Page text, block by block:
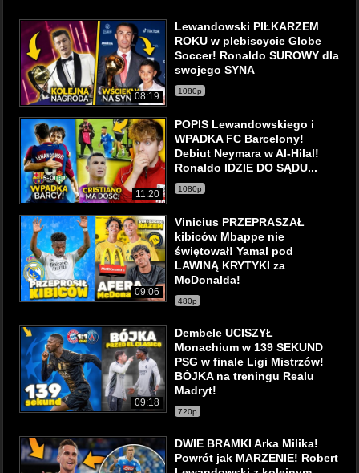
08:19
Lewandowski PIŁKARZEM
ROKU w plebiscycie Globe
Soccer! Ronaldo SUROWY dla
swojego SYNA
1080p
11:20
POPIS Lewandowskiego i
WPADKA FC Barcelony!
Debiut Neymara w Al-Hilal!
Ronaldo IDZIE DO SĄDU...
1080p
09:06
Vinicius PRZEPRASZAŁ
kibiców Mbappe nie
świętował! Yamal pod
LAWINĄ KRYTYKI za
McDonalda!
480p
09:18
Dembele UCISZYŁ
Monachium w 139 SEKUND
PSG w finale Ligi Mistrzów!
BÓJKA na treningu Realu
Madryt!
720p
DWIE BRAMKI Arka Milika!
Powrót jak MARZENIE! Robert